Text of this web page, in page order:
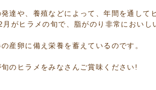
達や、養殖などによって、年間を通して
月がヒラメの旬で、脂がのり非常においし
産卵に備え栄養を蓄えているのです。
旬のヒラメをみなさんご賞味ください!